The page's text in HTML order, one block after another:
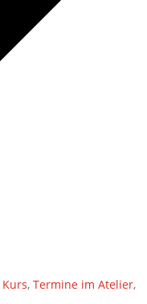
Kurs, Termine im Atelier,